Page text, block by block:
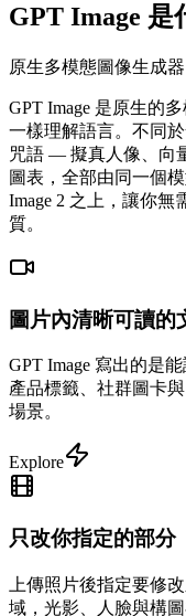
GPT Image 是
原生多模態圖像生成器
GPT Image 是原生的
一樣理解語言。不同
咒語 — 擬真人像、向
圖表，全部由同一個
Image 2 之上，讓你無
質。
圖片內清晰可讀的
GPT Image 寫出的是
產品標籤、社群圖卡
場景。
Explore
只改你指定的部分
上傳照片後指定要修
域，光影、人臉與構